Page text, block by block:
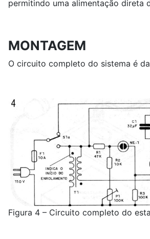
permitindo uma alimentação direta
MONTAGEM
O circuito completo do sistema é
Figura 4 – Circuito completo do